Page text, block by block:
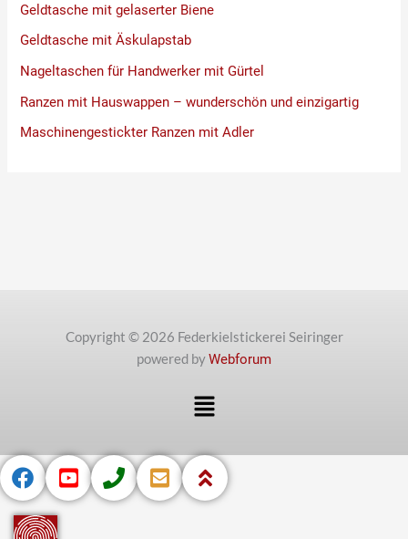
Geldtasche mit gelaserter Biene
Geldtasche mit Äskulapstab
Nageltaschen für Handwerker mit Gürtel
Ranzen mit Hauswappen – wunderschön und einzigartig
Maschinengestickter Ranzen mit Adler
Copyright © 2026 Federkielstickerei Seiringer
powered byWebforum
Menü